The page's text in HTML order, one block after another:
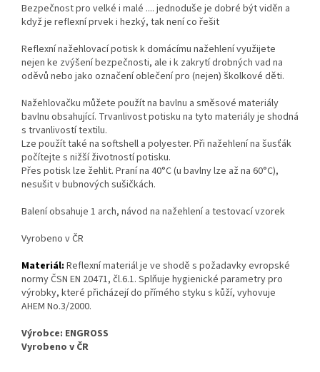
Bezpečnost pro velké i malé .... jednoduše je dobré být viděn a
když je reflexní prvek i hezký, tak není co řešit
Reflexní nažehlovací potisk k domácímu nažehlení využijete
nejen ke zvýšení bezpečnosti, ale i k zakrytí drobných vad na
oděvů nebo jako označení oblečení pro (nejen) školkové děti.
Nažehlovačku můžete použít na bavlnu a směsové materiály
bavlnu obsahující. Trvanlivost potisku na tyto materiály je shodná
s trvanlivostí textilu.
Lze použít také na softshell a polyester. Při nažehlení na šusťák
počítejte s nižší životností potisku.
Přes potisk lze žehlit. Praní na 40°C (u bavlny lze až na 60°C),
nesušit v bubnových sušičkách.
Balení obsahuje 1 arch, návod na nažehlení a testovací vzorek
Vyrobeno v ČR
Materiál: Reflexní materiál je ve shodě s požadavky evropské
normy ČSN EN 20471, čl.6.1. Splňuje hygienické parametry pro
výrobky, které přicházejí do přímého styku s kůží, vyhovuje
AHEM No.3/2000.
Výrobce: ENGROSS
Vyrobeno v ČR